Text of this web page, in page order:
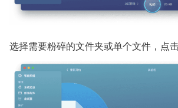
选择需要粉碎的文件夹或单个文件，点